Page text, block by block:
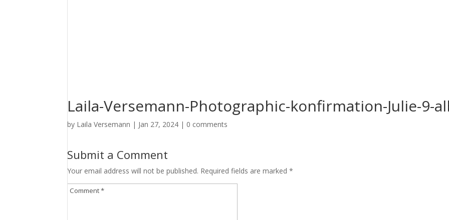
Laila-Versemann-Photographic-konfirmation-Julie-9-
by Laila Versemann | Jan 27, 2024 | 0 comments
Submit a Comment
Your email address will not be published. Required fields are marked*